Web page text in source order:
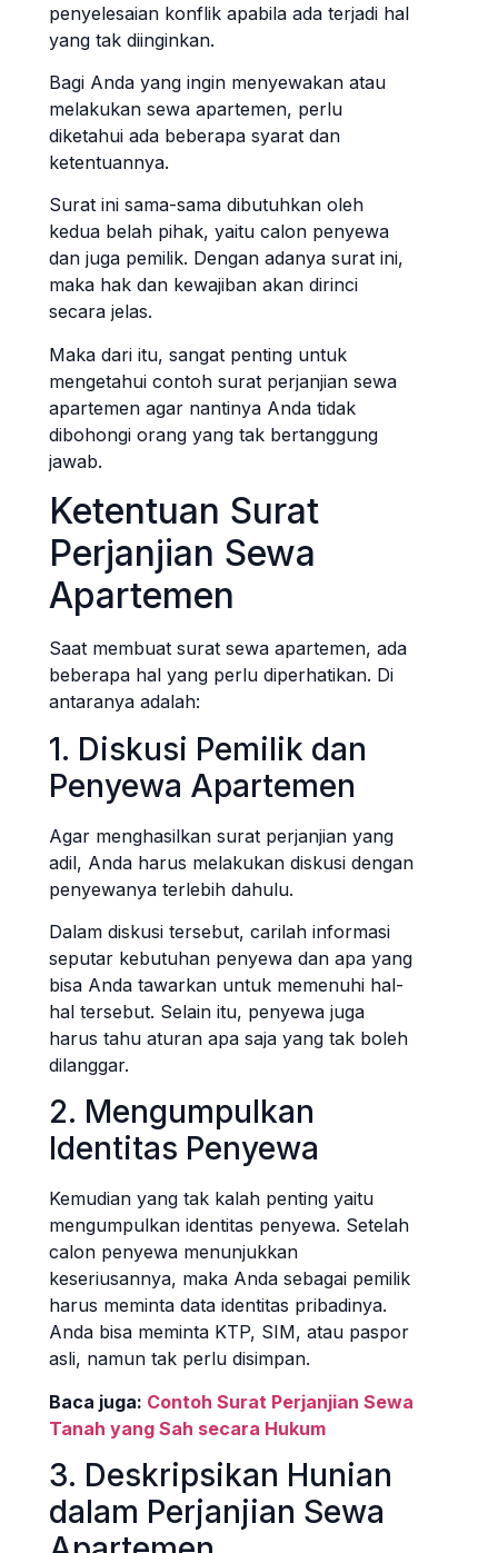
penyelesaian konflik apabila ada terjadi hal
yang tak diinginkan.
Bagi Anda yang ingin menyewakan atau
melakukan sewa apartemen, perlu
diketahui ada beberapa syarat dan
ketentuannya.
Surat ini sama-sama dibutuhkan oleh
kedua belah pihak, yaitu calon penyewa
dan juga pemilik. Dengan adanya surat ini,
maka hak dan kewajiban akan dirinci
secara jelas.
Maka dari itu, sangat penting untuk
mengetahui contoh surat perjanjian sewa
apartemen agar nantinya Anda tidak
dibohongi orang yang tak bertanggung
jawab.
Ketentuan Surat
Perjanjian Sewa
Apartemen
Saat membuat surat sewa apartemen, ada
beberapa hal yang perlu diperhatikan. Di
antaranya adalah:
1. Diskusi Pemilik dan
Penyewa Apartemen
Agar menghasilkan surat perjanjian yang
adil, Anda harus melakukan diskusi dengan
penyewanya terlebih dahulu.
Dalam diskusi tersebut, carilah informasi
seputar kebutuhan penyewa dan apa yang
bisa Anda tawarkan untuk memenuhi hal-
hal tersebut. Selain itu, penyewa juga
harus tahu aturan apa saja yang tak boleh
dilanggar.
2. Mengumpulkan
Identitas Penyewa
Kemudian yang tak kalah penting yaitu
mengumpulkan identitas penyewa. Setelah
calon penyewa menunjukkan
keseriusannya, maka Anda sebagai pemilik
harus meminta data identitas pribadinya.
Anda bisa meminta KTP, SIM, atau paspor
asli, namun tak perlu disimpan.
Baca juga: Contoh Surat Perjanjian Sewa
Tanah yang Sah secara Hukum
3. Deskripsikan Hunian
dalam Perjanjian Sewa